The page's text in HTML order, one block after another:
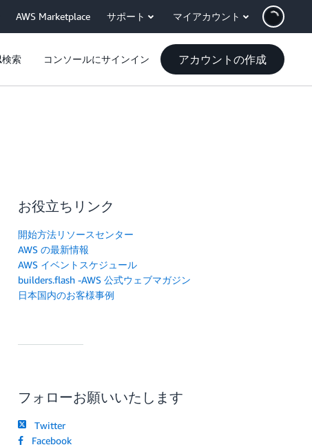
AWS Marketplace サポート マイアカウント
検索 コンソールにサインイン アカウントの作成
お役立ちリンク
開始方法リソースセンター
AWS の最新情報
AWS イベントスケジュール
builders.flash -AWS 公式ウェブマガジン
日本国内のお客様事例
フォローお願いいたします
Twitter
Facebook